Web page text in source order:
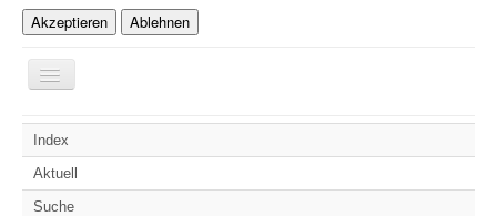
Akzeptieren
Ablehnen
Navigation
an/aus
XBR.de
Technik
Forum
Index
Aktuell
Suche